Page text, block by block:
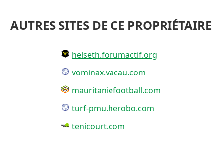
AUTRES SITES DE CE PROPRIÉTAIRE
helseth.forumactif.org
vominax.vacau.com
mauritaniefootball.com
turf-pmu.herobo.com
tenicourt.com